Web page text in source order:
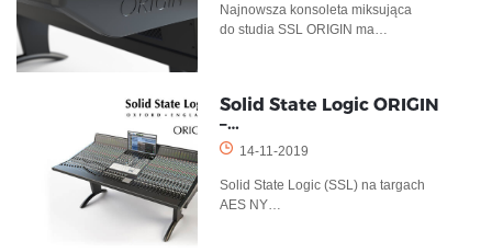
Najnowsza konsoleta miksująca
do studia SSL ORIGIN ma…
Solid State Logic ORIGIN
–…
14-11-2019
Solid State Logic (SSL) na targach
AES NY…